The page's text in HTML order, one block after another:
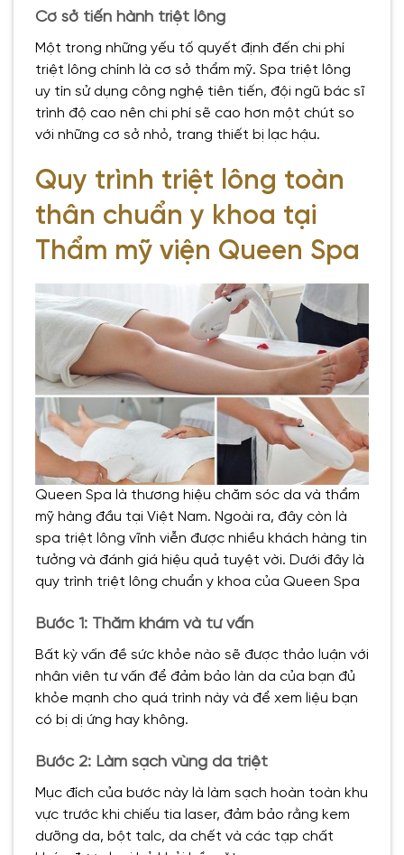
Cơ sở tiến hành triệt lông
Một trong những yếu tố quyết định đến chi phí
triệt lông chính là cơ sở thẩm mỹ. Spa triệt lông
uy tín sử dụng công nghệ tiên tiến, đội ngũ bác sĩ
trình độ cao nên chi phí sẽ cao hơn một chút so
với những cơ sở nhỏ, trang thiết bị lạc hậu.
Quy trình triệt lông toàn
thân chuẩn y khoa tại
Thẩm mỹ viện Queen Spa
Queen Spa là thương hiệu chăm sóc da và thẩm
mỹ hàng đầu tại Việt Nam. Ngoài ra, đây còn là
spa triệt lông vĩnh viễn được nhiều khách hàng tin
tưởng và đánh giá hiệu quả tuyệt vời. Dưới đây là
quy trình triệt lông chuẩn y khoa của Queen Spa
Bước 1: Thăm khám và tư vấn
Bất kỳ vấn đề sức khỏe nào sẽ được thảo luận với
nhân viên tư vấn để đảm bảo làn da của bạn đủ
khỏe mạnh cho quá trình này và để xem liệu bạn
có bị dị ứng hay không.
Bước 2: Làm sạch vùng da triệt
Mục đích của bước này là làm sạch hoàn toàn khu
vực trước khi chiếu tia laser, đảm bảo rằng kem
dưỡng da, bột talc, da chết và các tạp chất